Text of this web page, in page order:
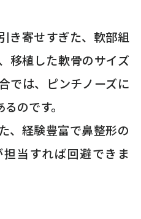
き寄せすぎた、軟部組
移植した軟骨のサイズ
では、ピンチノーズに
のです。
、経験豊富で鼻整形の
当すれば回避できま